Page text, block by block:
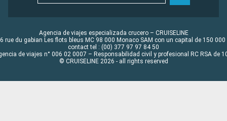
Agencia de viajes especializada crucero – CRUISELINE
rue du gabian Les flots bleus MC 98 000 Monaco SAM con un capital de 150 000
contact tel : (00) 377 97 97 84 50
de viajes n° 006 02 0007 – Responsabilidad civil y profesional RC RSA de
© CRUISELINE 2026 - all rights reserved